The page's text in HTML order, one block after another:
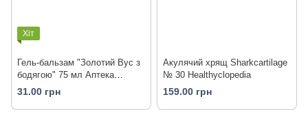
Хіт
Гель-бальзам "Золотий Вус з
бодягою" 75 мл Аптека
природи
31.00 грн
Акулячий хрящ Sharkcartilage
№ 30 Healthyclopedia
159.00 грн